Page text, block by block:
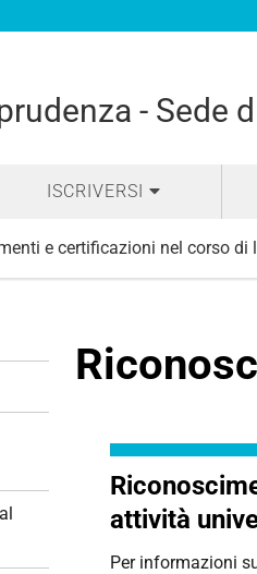
- Sede
ISCRIVERSI
e certificazioni nel corso di
attività
Per informazioni